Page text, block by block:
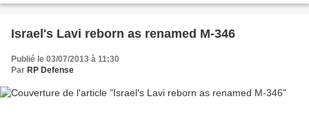
Israel's Lavi reborn as renamed M-346
Publié le 03/07/2013 à 11:30
Par RP Defense